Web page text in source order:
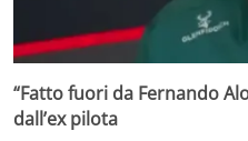
“Fatto fuori da Fernando
dall’ex pilota